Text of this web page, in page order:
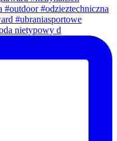
nietypowy d